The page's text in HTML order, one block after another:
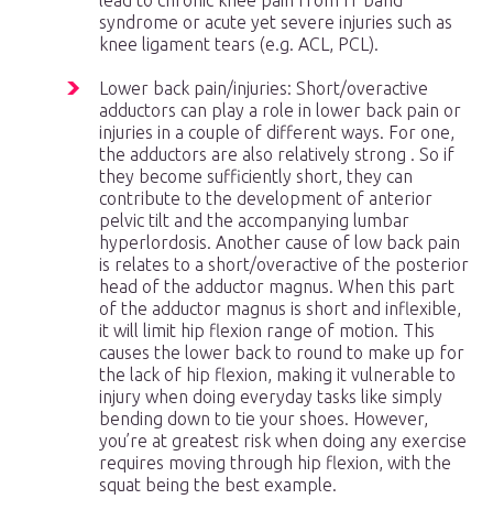
syndrome or acute yet severe injuries such as
knee ligament tears (e.g. ACL, PCL).
Lower back pain/injuries: Short/overactive
adductors can play a role in lower back pain or
injuries in a couple of different ways. For one,
the adductors are also relatively strong . So if
they become sufficiently short, they can
contribute to the development of anterior
pelvic tilt and the accompanying lumbar
hyperlordosis. Another cause of low back pain
is relates to a short/overactive of the posterior
head of the adductor magnus. When this part
of the adductor magnus is short and inflexible,
it will limit hip flexion range of motion. This
causes the lower back to round to make up for
the lack of hip flexion, making it vulnerable to
injury when doing everyday tasks like simply
bending down to tie your shoes. However,
you’re at greatest risk when doing any exercise
requires moving through hip flexion, with the
squat being the best example.